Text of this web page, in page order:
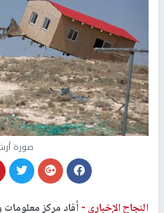
صورة
النجاح الإخباري -أفاد مركز